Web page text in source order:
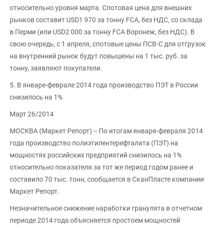
относительно уровня марта. Спотовая цена для внешних
рынков составит USD1 970 за тонну FCA, без НДС, со склада
в Перми (или USD2 000 за тонну FCA Воронеж, без НДС). В
свою очередь, с 1 апреля, спотовые цены ПСВ-С для отгрузок
на внутренний рынок будут повышены на 1 тыс. руб. за
тонну, заявляют покупатели.
5. В январе-феврале 2014 года производство ПЭТ в России
снизилось на 1%
Март 26/2014
МОСКВА (Маркет Репорт) -- По итогам января-февраля 2014
года производство полиэтилентерефталата (ПЭТ) на
мощностях российских предприятий снизилось на 1%
относительно показателя за тот же период годом ранее и
составило 70 тыс. тонн, сообщается в СканПласте компании
Маркет Репорт.
Незначительное снижение наработки гранулята в отчетном
периоде 2014 года объясняется простоем мощностей